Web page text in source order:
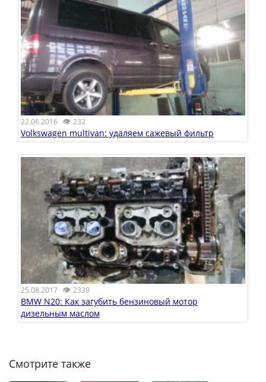
22.06.2016 👁 232
Volkswagen multivan: удаляем сажевый фильтр
25.08.2017 👁 2339
BMW N20: Как загубить бензиновый мотор
дизельным маслом
Смотрите также